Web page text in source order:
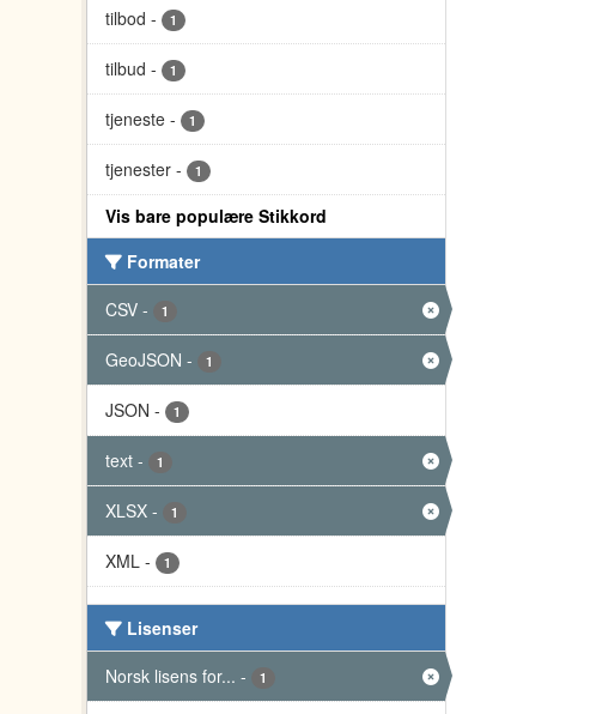
tilbod - 1
tilbud - 1
tjeneste - 1
tjenester - 1
Vis bare populære Stikkord
Formater
CSV - 1
GeoJSON - 1
JSON - 1
text - 1
XLSX - 1
XML - 1
Lisenser
Norsk lisens for... - 1